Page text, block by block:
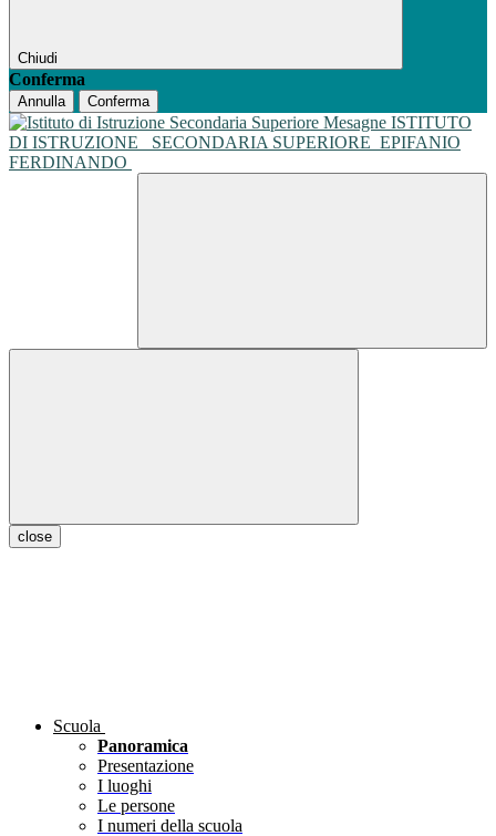
Chiudi
Conferma
Annulla Conferma
ISTITUTO
DI ISTRUZIONE
SECONDARIA SUPERIORE EPIFANIO
FERDINANDO
close
Scuola
Panoramica
Presentazione
I luoghi
Le persone
I numeri della scuola